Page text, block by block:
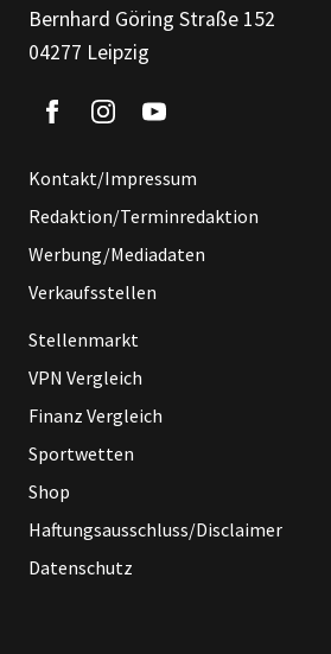
Bernhard Göring Straße 152
04277 Leipzig
Kontakt/Impressum
Redaktion/Terminredaktion
Werbung/Mediadaten
Verkaufsstellen
Stellenmarkt
VPN Vergleich
Finanz Vergleich
Sportwetten
Shop
Haftungsausschluss/Disclaimer
Datenschutz